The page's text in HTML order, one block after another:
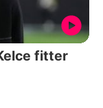
fitter